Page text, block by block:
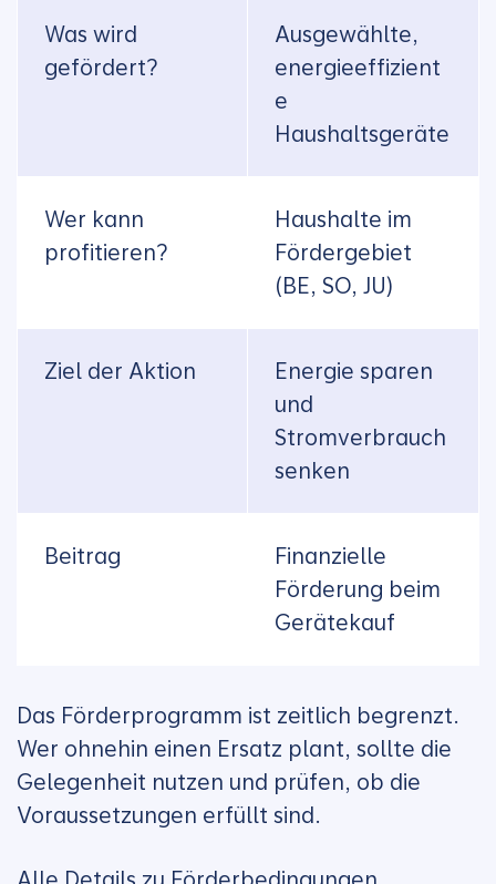
Was wird
gefördert?
Ausgewählte,
energieeffizient
e
Haushaltsgeräte
Wer kann
profitieren?
Haushalte im
Fördergebiet
(BE, SO, JU)
Ziel der Aktion
Energie sparen
und
Stromverbrauch
senken
Beitrag
Finanzielle
Förderung beim
Gerätekauf
Das Förderprogramm ist zeitlich begrenzt.
Wer ohnehin einen Ersatz plant, sollte die
Gelegenheit nutzen und prüfen, ob die
Voraussetzungen erfüllt sind.